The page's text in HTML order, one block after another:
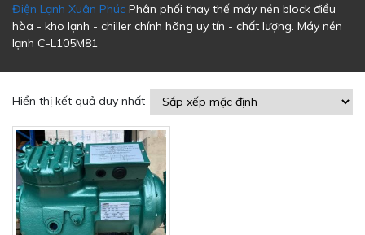
Điện Lạnh Xuân Phúc Phân phối thay thế máy nén block điều
hòa - kho lạnh - chiller chính hãng uy tín - chất lượng. Máy nén
lạnh C-L105M81
Hiển thị kết quả duy nhất